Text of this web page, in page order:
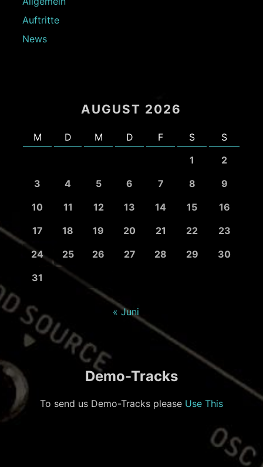
Auftritte
News
AUGUST 2026
M D M D F S
S
1
2
3
4 5 6 7 8
9
10
11 12 13 14 15
16
17
18 19 20 21 22
23
24
25 26 27 28 29
30
31
« Juni
Demo-Tracks
To send us Demo-Tracks please Use This